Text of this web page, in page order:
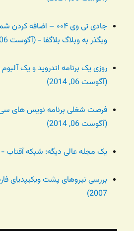
جادی تی وی ۰۰۴ – اضافه
وبگذر به وبلاگ بلاگفا - (آگوست 06, 2014)
روزی یک برنامه اندروید و یک
(آگوست 06, 2014)
فرصت شغلی برنامه نویس های
(آگوست 06, 2014)
یک مجله عالی دیگه: شبکه آفتاب -
2007)